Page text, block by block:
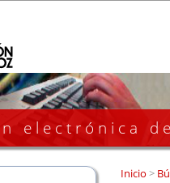
electrónica
Inicio >